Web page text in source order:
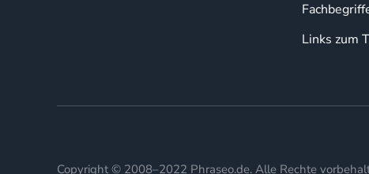
Links zum
Copyright © 2008–2022 Phraseo.de. Alle Rechte